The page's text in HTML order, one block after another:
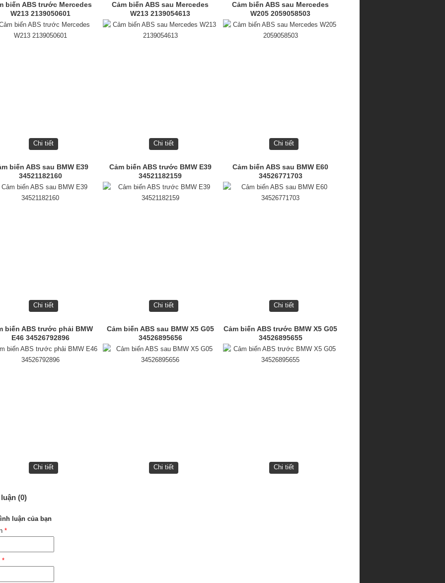
biến ABS trước Mercedes
W213 2139050601
Chi tiết
Cảm biến ABS sau Mercedes
W213 2139054613
Chi tiết
Cảm biến ABS sau Mercedes
W205 2059058503
Chi tiết
biến ABS sau BMW E39
34521182160
Chi tiết
Cảm biến ABS trước BMW E39
34521182159
Chi tiết
Cảm biến ABS sau BMW E60
34526771703
Chi tiết
biến ABS trước phải BMW
E46 34526792896
Chi tiết
Cảm biến ABS sau BMW X5 G05
34526895656
Chi tiết
Cảm biến ABS trước BMW X5 G05
34526895655
Chi tiết
(0)
luận của bạn
*
*